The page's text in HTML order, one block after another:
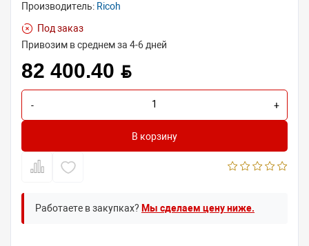
Производитель: Ricoh
Под заказ
Привозим в среднем за 4-6 дней
82 400.40 BYN
- +
В корзину
Работаете в закупках? Мы сделаем цену ниже.